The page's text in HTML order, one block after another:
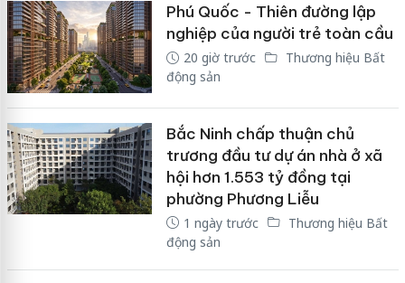
Phú Quốc - Thiên đường lập
nghiệp của người trẻ toàn cầu
20 giờ trước
Thương hiệu Bất
động sản
Bắc Ninh chấp thuận chủ
trương đầu tư dự án nhà ở xã
hội hơn 1.553 tỷ đồng tại
phường Phương Liễu
1 ngày trước
Thương hiệu Bất
động sản